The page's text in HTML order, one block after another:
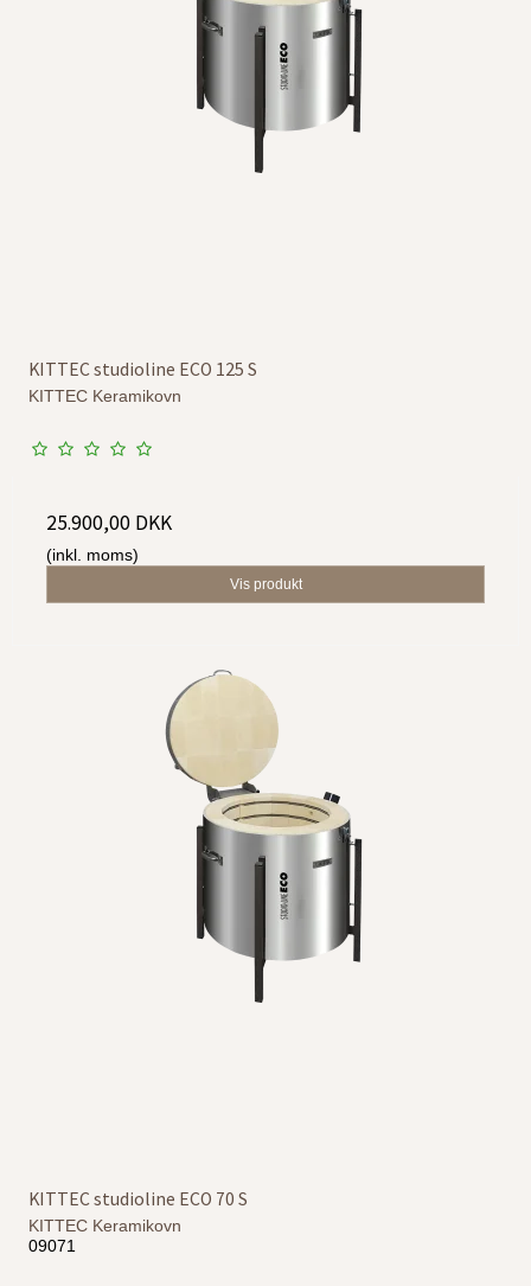
KITTEC studioline ECO 125 S
KITTEC Keramikovn
25.900,00 DKK
(inkl. moms)
Vis produkt
KITTEC studioline ECO 70 S
KITTEC Keramikovn
09071